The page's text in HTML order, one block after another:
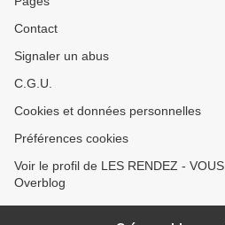
Contact
Signaler un abus
C.G.U.
Cookies et données personnelles
Préférences cookies
Voir le profil de LES RENDEZ -
Overblog